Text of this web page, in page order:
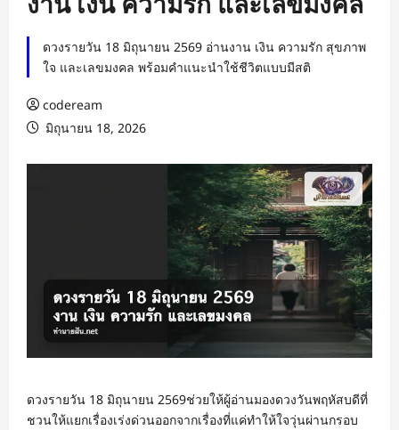
ดวงรายวัน 18 มิถุนายน 2569 อ่านงาน เงิน ความรัก สุขภาพ
ใจ และเลขมงคล พร้อมคำแนะนำใช้ชีวิตแบบมีสติ
codeream
มิถุนายน 18, 2026
ดวงรายวัน 18 มิถุนายน 2569ช่วยให้ผู้อ่านมองดวงวันพฤหัสบดีที่
ชวนให้แยกเรื่องเร่งด่วนออกจากเรื่องที่แค่ทำให้ใจวุ่นผ่านกรอบ